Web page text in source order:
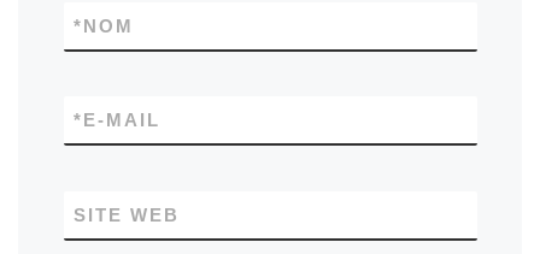
NOM
*
E-MAIL
*
SITE WEB